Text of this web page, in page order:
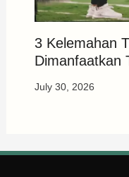
3 Kelemahan
Dimanfaatkan
July 30, 2026